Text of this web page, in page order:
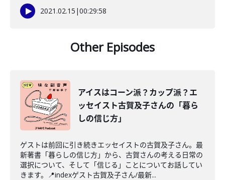
2021.02.15 |00:29:58
Other Episodes
アイスはコーン派？カップ派？エ
ッセイスト古賀及子さんの「暮ら
しの信じ方」
ゲストは前回に引き続きエッセイストの古賀及子さん。最
新著書「暮らしの信じ方」から、古賀さんの考える日常の
選択について、そして「信じる」ことについてお話してい
きます。📍indexゲスト古賀及子さん/最新...